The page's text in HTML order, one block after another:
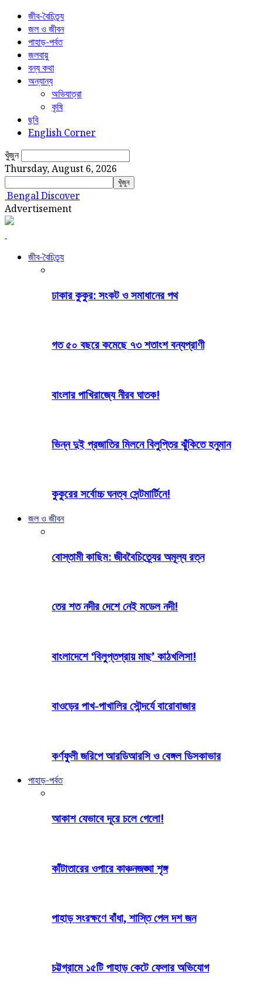
জীব-বৈচিত্র্য
জল ও জীবন
পাহাড়-পর্বত
জলবায়ু
বন্য কথা
অন্যান্য
অভিযাত্রা
কৃষি
ছবি
English Corner
খুঁজুন
Thursday, August 6, 2026
Bengal Discover
Advertisement
জীব-বৈচিত্র্য
ঢাকার কুকুর: সংকট ও সমাধানের পথ
গত ৫০ বছরে কমেছে ৭৩ শতাংশ বন্যপ্রাণী
বাংলার পাখিরাজ্যে নীরব ঘাতক!
ভিন্ন দুই প্রজাতির মিলনে বিলুপ্তির ঝুঁকিতে হনুমান
কুকুরের সর্বোচ্চ ঘনত্ব সেন্টমার্টিনে!
জল ও জীবন
বোস্তামী কাছিম: জীববৈচিত্র্যের অমূল্য রত্ন
তের শত নদীর দেশে নেই মডেল নদী!
বাংলাদেশে ‘বিলুপ্তপ্রায় মাছ’ কাঠখলিসা!
বাওড়ের পাখ-পাখালির সৌন্দর্যে বারোবাজার
কর্ণফুলী জরিপে আরডিআরসি ও বেঙ্গল ডিসকাভার
পাহাড়-পর্বত
আকাশ যেভাবে দূরে চলে গেলো!
কাঁটাতারের ওপারে কাঞ্চনজঙ্ঘা শৃঙ্গ
পাহাড় সংরক্ষণে বাঁধা, শাস্তি পেল দশ জন
চট্টগ্রামে ১৫টি পাহাড় কেটে ফেলার অভিযোগ